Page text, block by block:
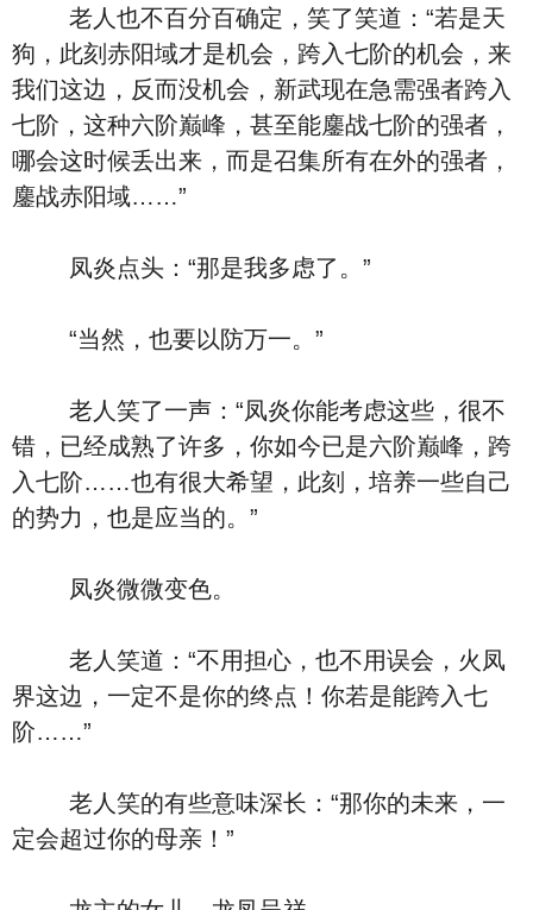
老人也不百分百确定，笑了笑道：“若是天
狗，此刻赤阳域才是机会，跨入七阶的机会，来
我们这边，反而没机会，新武现在急需强者跨入
七阶，这种六阶巅峰，甚至能鏖战七阶的强者，
哪会这时候丢出来，而是召集所有在外的强者，
鏖战赤阳域……”
凤炎点头：“那是我多虑了。”
“当然，也要以防万一。”
老人笑了一声：“凤炎你能考虑这些，很不
错，已经成熟了许多，你如今已是六阶巅峰，跨
入七阶……也有很大希望，此刻，培养一些自己
的势力，也是应当的。”
凤炎微微变色。
老人笑道：“不用担心，也不用误会，火凤
界这边，一定不是你的终点！你若是能跨入七
阶……”
老人笑的有些意味深长：“那你的未来，一
定会超过你的母亲！”